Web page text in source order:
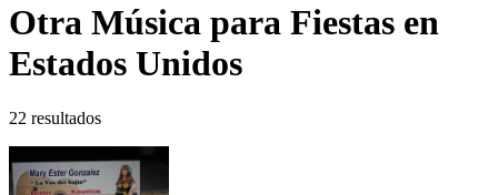
Otra Música para Fiestas en
Estados Unidos
22 resultados